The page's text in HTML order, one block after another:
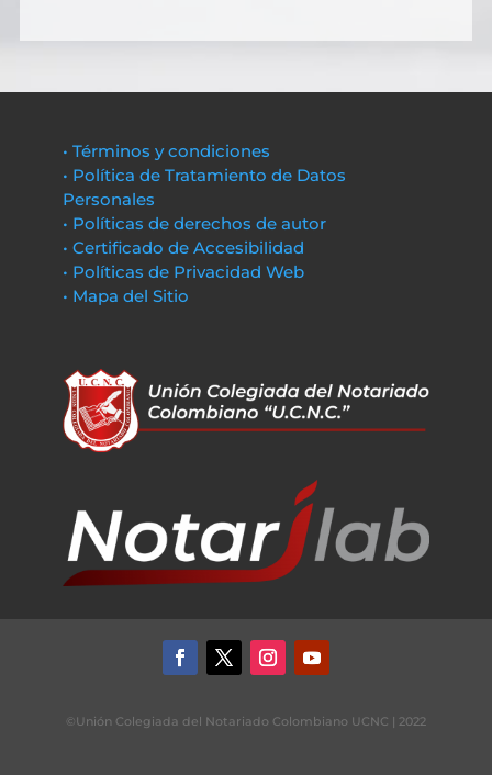
• Términos y condiciones
• Política de Tratamiento de Datos
Personales
• Políticas de derechos de autor
• Certificado de Accesibilidad
• Políticas de Privacidad Web
• Mapa del Sitio
©Unión Colegiada del Notariado Colombiano UCNC | 2022